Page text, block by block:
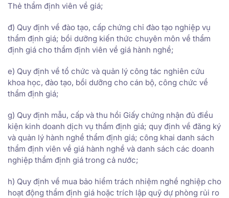
Thẻ thẩm định viên về giá;
đ) Quy định về đào tạo, cấp chứng chỉ đào tạo nghiệp vụ
thẩm định giá; bồi dưỡng kiến thức chuyên môn về thẩm
định giá cho thẩm định viên về giá hành nghề;
e) Quy định về tổ chức và quản lý công tác nghiên cứu
khoa học, đào tạo, bồi dưỡng cho cán bộ, công chức về
thẩm định giá;
g) Quy định mẫu, cấp và thu hồi Giấy chứng nhận đủ điều
kiện kinh doanh dịch vụ thẩm định giá; quy định về đăng ký
và quản lý hành nghề thẩm định giá; công khai danh sách
thẩm định viên về giá hành nghề và danh sách các doanh
nghiệp thẩm định giá trong cả nước;
h) Quy định về mua bảo hiểm trách nhiệm nghề nghiệp cho
hoạt động thẩm định giá hoặc trích lập quỹ dự phòng rủi ro